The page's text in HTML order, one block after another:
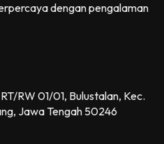
dengan pengalaman
RW 01/01, Bulustalan, Kec.
Jawa Tengah 50246